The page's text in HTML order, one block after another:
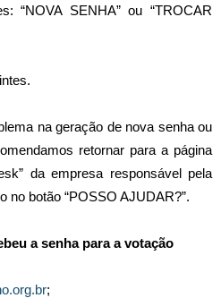
“NOVA SENHA” ou “TROCAR
na geração de nova senha ou
retornar para a página
da empresa responsável pela
no botão “POSSO AJUDAR?”.
a senha para a votação
;